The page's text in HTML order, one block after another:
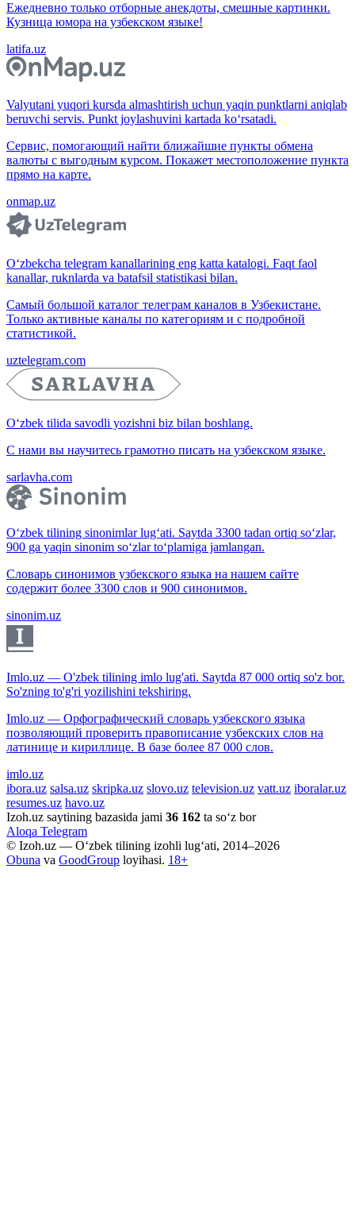
Ежедневно только отборные анекдоты, смешные картинки.
Кузница юмора на узбекском языке!
latifa.uz
Valyutani yuqori kursda almashtirish uchun yaqin punktlarni aniqlab
beruvchi servis. Punkt joylashuvini kartada ko‘rsatadi.
Сервис, помогающий найти ближайшие пункты обмена
валюты с выгодным курсом. Покажет местоположение пункта
прямо на карте.
onmap.uz
O‘zbekcha telegram kanallarining eng katta katalogi. Faqt faol
kanallar, ruknlarda va batafsil statistikasi bilan.
Самый большой каталог телеграм каналов в Узбекистане.
Только активные каналы по категориям и с подробной
статистикой.
uztelegram.com
O‘zbek tilida savodli yozishni biz bilan boshlang.
С нами вы научитесь грамотно писать на узбекском языке.
sarlavha.com
O‘zbek tilining sinonimlar lug‘ati. Saytda 3300 tadan ortiq so‘zlar,
900 ga yaqin sinonim so‘zlar to‘plamiga jamlangan.
Словарь синонимов узбекского языка на нашем сайте
содержит более 3300 слов и 900 синонимов.
sinonim.uz
Imlo.uz — O'zbek tilining imlo lug'ati. Saytda 87 000 ortiq so'z bor.
So'zning to'g'ri yozilishini tekshiring.
Imlo.uz — Орфографический словарь узбекского языка
позволяющий проверить правописание узбекских слов на
латинице и кириллице. В базе более 87 000 слов.
imlo.uz
ibora.uz salsa.uz skripka.uz slovo.uz television.uz vatt.uz iboralar.uz
resumes.uz havo.uz
Izoh.uz saytining bazasida jami 36 162 ta so‘z bor
Aloqa Telegram
© Izoh.uz — O‘zbek tilining izohli lug‘ati, 2014–2026
Obuna va GoodGroup loyihasi. 18+